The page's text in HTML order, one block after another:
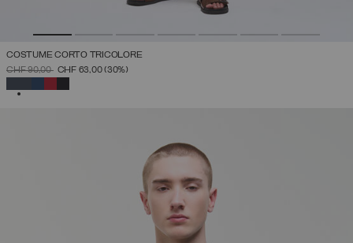
COSTUME CORTO TRICOLORE
PREZZO RIDOTTO DA
CHF 90,00ACHF 63,00(30%)